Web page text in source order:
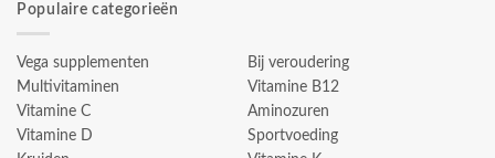
Populaire categorieën
Vega supplementen
Multivitaminen
Vitamine C
Vitamine D
Bij veroudering
Vitamine B12
Aminozuren
Sportvoeding